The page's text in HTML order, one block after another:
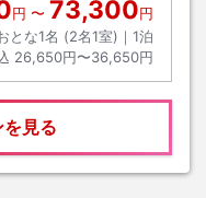
円 〜 73,300円
とな1名 (2名1室)｜ 1泊
26,650円〜36,650円
見る